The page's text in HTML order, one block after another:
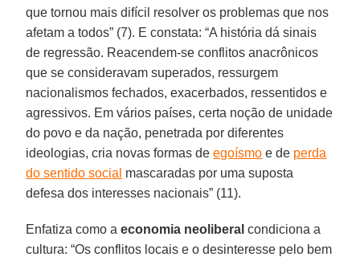
que tornou mais difícil resolver os problemas que nos
afetam a todos” (7). E constata: “A história dá sinais
de regressão. Reacendem-se conflitos anacrônicos
que se consideravam superados, ressurgem
nacionalismos fechados, exacerbados, ressentidos e
agressivos. Em vários países, certa noção de unidade
do povo e da nação, penetrada por diferentes
ideologias, cria novas formas deegoísmo e de perda
do sentido social mascaradas por uma suposta
defesa dos interesses nacionais” (11).
Enfatiza como aeconomia neoliberal condiciona a
cultura: “Os conflitos locais e o desinteresse pelo bem